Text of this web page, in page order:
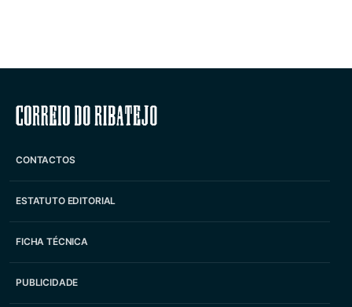
Correio do Ribatejo
CONTACTOS
ESTATUTO EDITORIAL
FICHA TÉCNICA
PUBLICIDADE